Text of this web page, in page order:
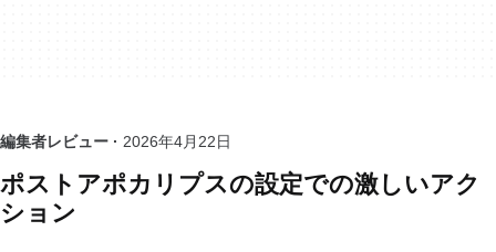
編集者レビュー · 2026年4月22日
ポストアポカリプスの設定での激しいアク
ション